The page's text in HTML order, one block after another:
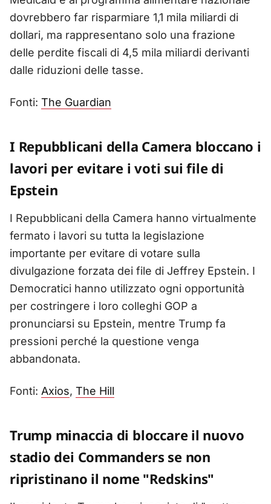
dovrebbero far risparmiare 1,1 mila miliardi di
dollari, ma rappresentano solo una frazione
delle perdite fiscali di 4,5 mila miliardi derivanti
dalle riduzioni delle tasse.
Fonti: The Guardian
I Repubblicani della Camera bloccano i
lavori per evitare i voti sui file di
Epstein
I Repubblicani della Camera hanno virtualmente
fermato i lavori su tutta la legislazione
importante per evitare di votare sulla
divulgazione forzata dei file di Jeffrey Epstein. I
Democratici hanno utilizzato ogni opportunità
per costringere i loro colleghi GOP a
pronunciarsi su Epstein, mentre Trump fa
pressioni perché la questione venga
abbandonata.
Fonti: Axios, The Hill
Trump minaccia di bloccare il nuovo
stadio dei Commanders se non
ripristinano il nome "Redskins"